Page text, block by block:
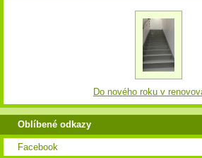
Do nového roku v
Oblíbené odkazy
Facebook